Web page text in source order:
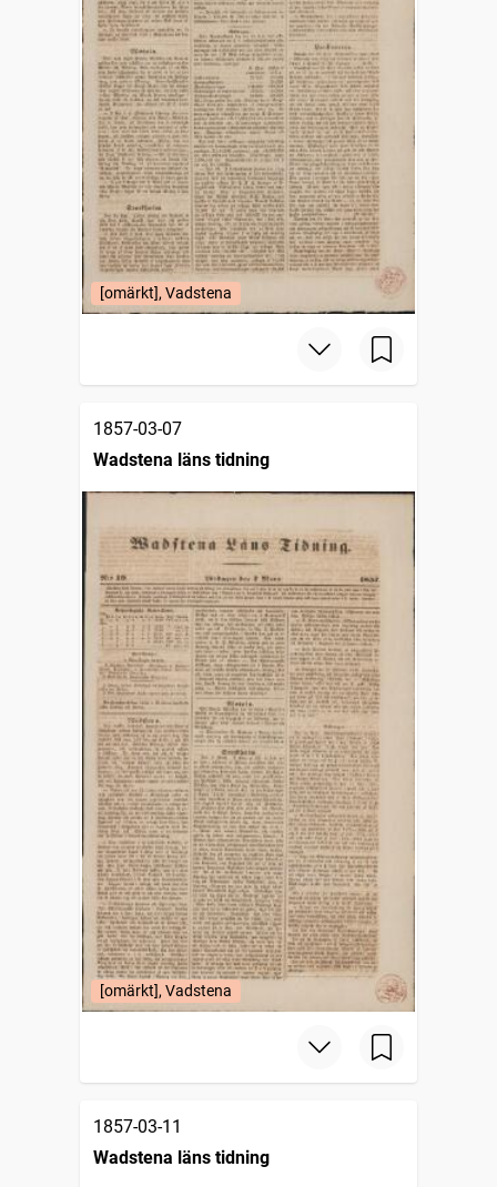
[omärkt], Vadstena
1857-03-07
Wadstena läns tidning
[omärkt], Vadstena
1857-03-11
Wadstena läns tidning